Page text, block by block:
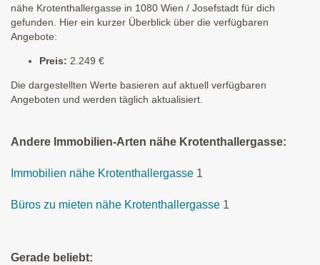
nähe Krotenthallergasse in 1080 Wien / Josefstadt für dich
gefunden. Hier ein kurzer Überblick über die verfügbaren
Angebote:
Preis: 2.249 €
Die dargestellten Werte basieren auf aktuell verfügbaren
Angeboten und werden täglich aktualisiert.
Andere Immobilien-Arten nähe Krotenthallergasse:
Immobilien nähe Krotenthallergasse 1
Büros zu mieten nähe Krotenthallergasse 1
Gerade beliebt: